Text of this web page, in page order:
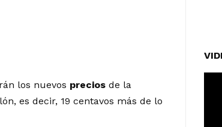
los nuevos precios de la
es decir, 19 centavos más de lo